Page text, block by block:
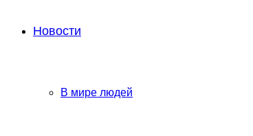
Новости
В мире людей